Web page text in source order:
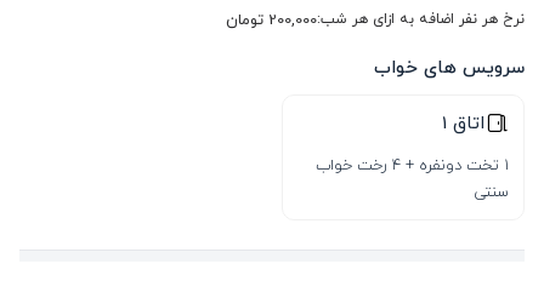
نرخ هر نفر اضافه به ازای هر شب:200,000 تومان
سرویس های خواب
اتاق 1
1 تخت دونفره + 4 رخت خواب
سنتی